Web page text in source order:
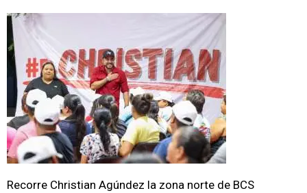
Recorre Christian Agúndez la zona norte de BCS